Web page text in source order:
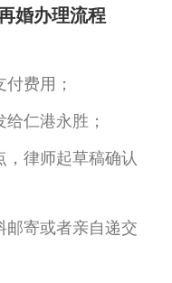
婚办理流程
费用；
仁港永胜；
律师起草稿确认
寄或者亲自递交